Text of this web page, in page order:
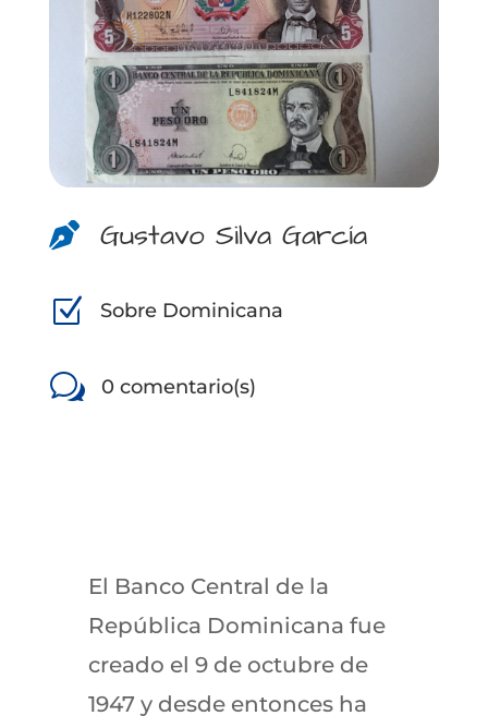
 Gustavo Silva García
Z Sobre Dominicana
w 0 comentario(s)
El Banco Central de la
República Dominicana fue
creado el 9 de octubre de
1947 y desde entonces ha